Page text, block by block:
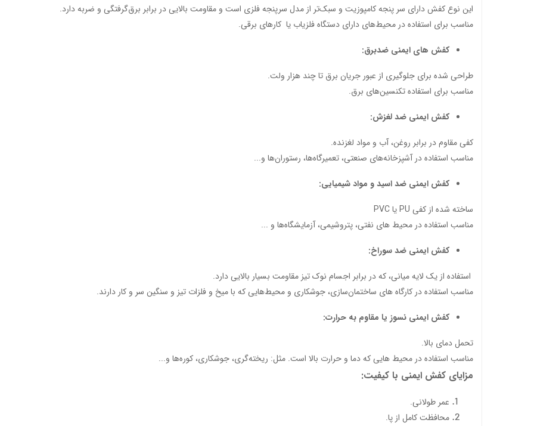
این نوع کفش دارای سر پنجه کامپوزیت و سبک‌تر از مدل سرپنجه فلزی است و مقاومت بالایی در برابر برق‌گرفتگی و ضربه دارد.
مناسب برای استفاده در محیط‌های دارای دستگاه فلزیاب یا کارهای برقی.
کفش های ایمنی ضدبرق:
طراحی شده برای جلوگیری از عبور جریان‌ برق تا چند هزار ولت.
مناسب برای استفاده تکنسین‌های برق.
کفش ایمنی ضد لغزش:
کفی مقاوم در برابر روغن، آب و مواد لغزنده.
مناسب استفاده در آشپزخانه‌های صنعتی، تعمیرگاه‌ها، رستوران‌ها و...
کفش ایمنی ضد اسید و مواد شیمیایی:
ساخته شده از کفی PU یا PVC
مناسب استفاده در محیط های نفتی، پتروشیمی، آزمایشگاه‌ها و ...
کفش ایمنی ضد سوراخ:
استفاده از یک لایه میانی، که در برابر اجسام نوک تیز مقاومت بسیار بالایی دارد.
مناسب استفاده در کارگاه های ساختمان‌سازی، جوشکاری و محیط‌هایی که با میخ و فلزات تیز و سنگین سر و کار دارند.
کفش ایمنی نسوز یا مقاوم به حرارت:
تحمل دمای بالا.
مناسب استفاده در محیط هایی که دما و حرارت بالا است. مثل: ریخته‌گری، جوشکاری، کوره‌ها و...
مزایای کفش ایمنی با کیفیت:
عمر طولانی.
محافظت کامل از پا.